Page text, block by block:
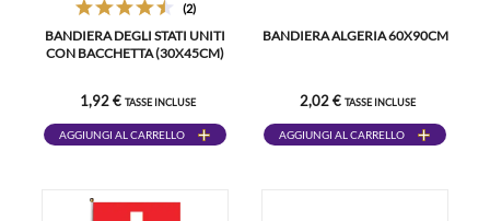
(2)
BANDIERA DEGLI STATI UNITI
CON BACCHETTA (30X45CM)
1,92 € TASSE INCLUSE
AGGIUNGI AL CARRELLO
BANDIERA ALGERIA 60X90CM
2,02 € TASSE INCLUSE
AGGIUNGI AL CARRELLO